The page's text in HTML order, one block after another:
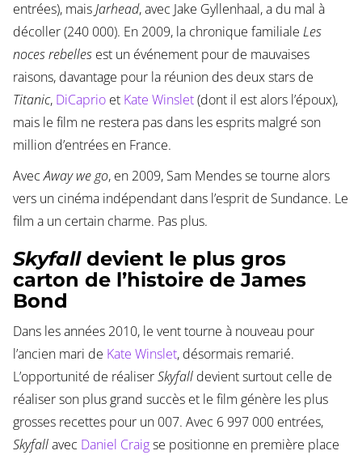
entrées), maisJarhead, avec Jake Gyllenhaal, a du mal à
décoller (240 000). En 2009, la chronique familiale Les
noces rebellesest un événement pour de mauvaises
raisons, davantage pour la réunion des deux stars de
Titanic, DiCaprioet Kate Winslet(dont il est alors l’époux),
mais le film ne restera pas dans les esprits malgré son
million d’entrées en France.
AvecAway we go, en 2009, Sam Mendes se tourne alors
vers un cinéma indépendant dans l’esprit de Sundance. Le
film a un certain charme. Pas plus.
Skyfalldevient le plus gros
carton de l’histoire de James
Bond
Dans les années 2010, le vent tourne à nouveau pour
l’ancien mari de Kate Winslet, désormais remarié.
L’opportunité de réaliserSkyfalldevient surtout celle de
réaliser son plus grand succès et le film génère les plus
grosses recettes pour un 007. Avec 6 997 000 entrées,
Skyfallavec Daniel Craigse positionne en première place